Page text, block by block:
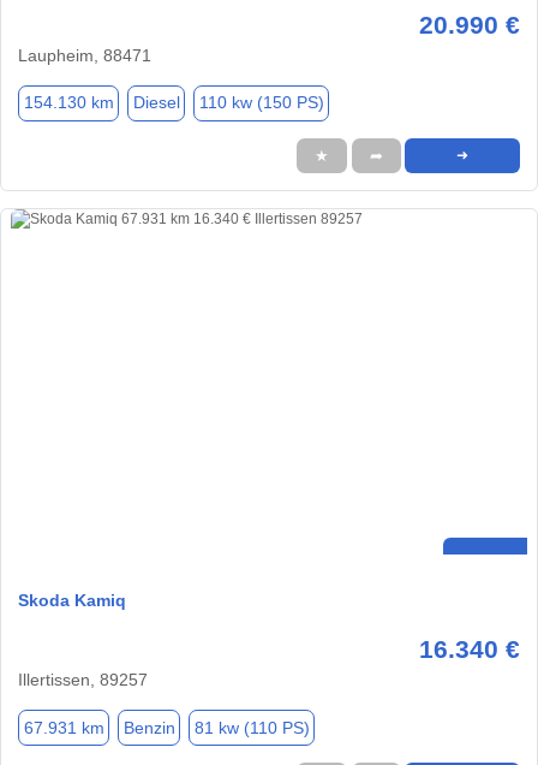
20.990 €
Laupheim, 88471
154.130 km Diesel 110 kw (150 PS)
★ ➦ ➜
Skoda Kamiq
16.340 €
Illertissen, 89257
67.931 km Benzin 81 kw (110 PS)